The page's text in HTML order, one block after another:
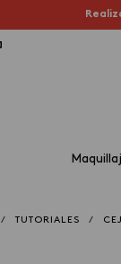
/ TUTORIALES /